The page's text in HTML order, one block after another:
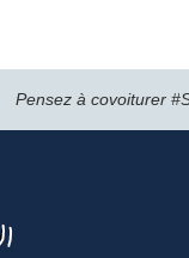
Pensez à covoiturer